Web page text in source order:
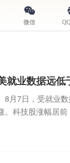
微信
就业数据远
8月7日，受就业
。科技股涨幅居